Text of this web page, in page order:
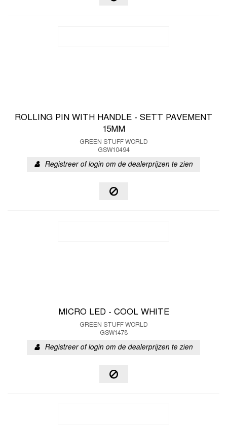
ROLLING PIN WITH HANDLE - SETT PAVEMENT
15MM
GREEN STUFF WORLD
GSW10494
Registreer of login om de dealerprijzen te zien
MICRO LED - COOL WHITE
GREEN STUFF WORLD
GSW1478
Registreer of login om de dealerprijzen te zien